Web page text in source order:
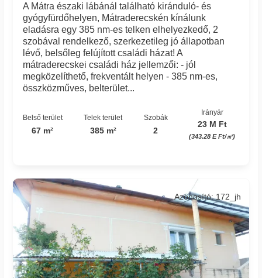
A Mátra északi lábánál található kiránduló- és
gyógyfürdőhelyen, Mátraderecskén kínálunk
eladásra egy 385 nm-es telken elhelyezkedő, 2
szobával rendelkező, szerkezetileg jó állapotban
lévő, belsőleg felújított családi házat! A
mátraderecskei családi ház jellemzői: - jól
megközelíthető, frekventált helyen - 385 nm-es,
összközműves, belterület...
Belső terület
67 m²
Telek terület
385 m²
Szobák
2
Irányár
23 M Ft
(343.28 E Ft/㎡)
Azonosító: 172_jh